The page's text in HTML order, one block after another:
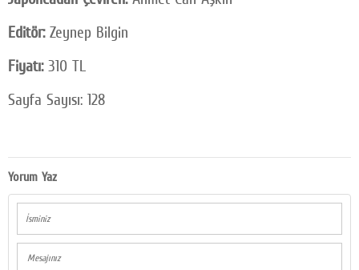
Editör:Zeynep Bilgin
Fiyatı: 310 TL
Sayfa Sayısı: 128
Yorum Yaz